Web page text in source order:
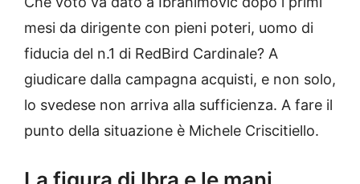
mesi da dirigente con pieni poteri, uomo di
fiducia del n.1 di RedBird Cardinale? A
giudicare dalla campagna acquisti, e non solo,
lo svedese non arriva alla sufficienza. A fare il
punto della situazione è Michele Criscitiello.